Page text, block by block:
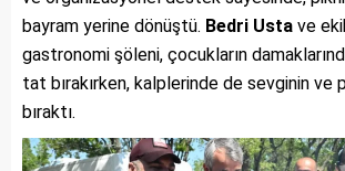
bayram yerine dönüştü. Bedri Usta ve
gastronomi şöleni, çocukların
tat bırakırken, kalplerinde de sevginin ve
bıraktı.